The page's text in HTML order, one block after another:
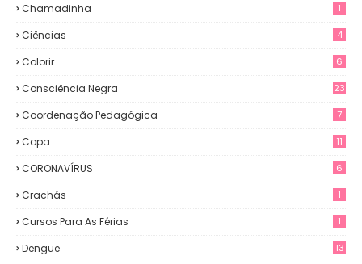
Chamadinha 1
Ciências 4
Colorir 6
Consciência Negra 23
Coordenação Pedagógica 7
Copa 11
CORONAVÍRUS 6
Crachás 1
Cursos Para As Férias 1
Dengue 13